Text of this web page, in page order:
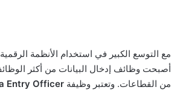
مع التوسع الكبير في استخدام الأنظمة الرقمية
أصبحت وظائف إدخال البيانات من أكثر
من القطاعات. وتعتبر وظيفة Entry Officer